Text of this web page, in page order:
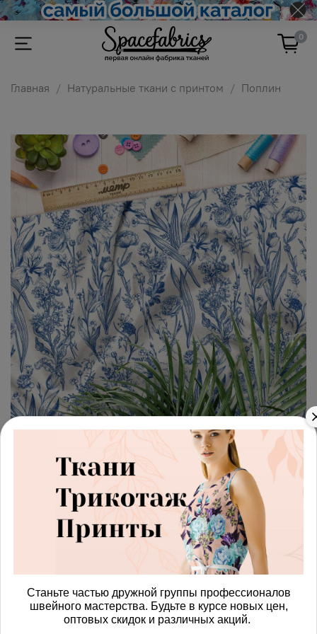
0
Главная Натуральные ткани с принтом Поплин
(0) арт.4287695_poplin
Ткань поплин цветы голубого
и синего оттенка
Получить доступ к оптовым ценам
В корзину
Станьте частью дружной группы профессионалов
швейного мастерства. Будьте в курсе новых цен,
оптовых скидок и различных акций.